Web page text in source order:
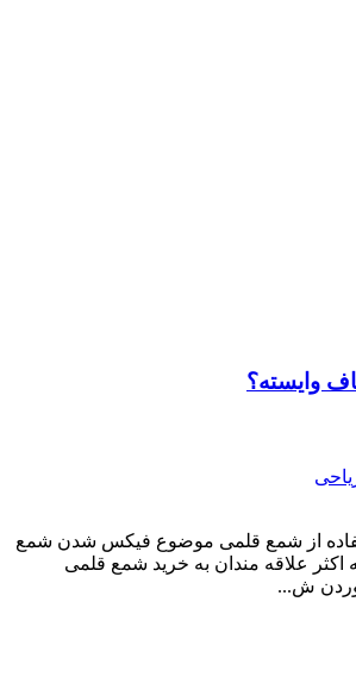
وایسته؟
از شمع قلمی موضوع فیکس شدن شمع
علاقه مندان به خرید شمع قلمی
ش...